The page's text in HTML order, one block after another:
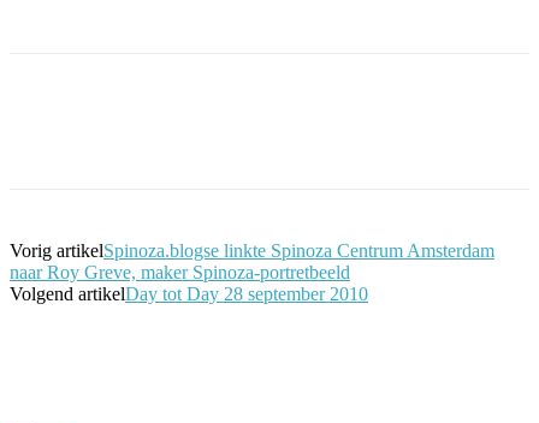
Vorig artikelSpinoza.blogse linkte Spinoza Centrum Amsterdam
naar Roy Greve, maker Spinoza-portretbeeld
Volgend artikelDay tot Day 28 september 2010